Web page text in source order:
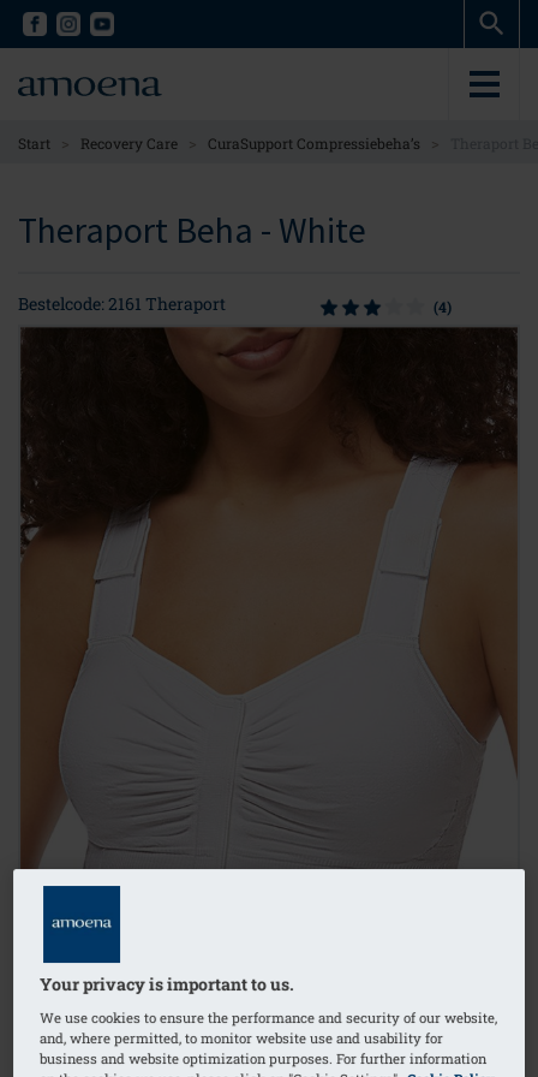
Skip
content
Skip
content
Start > Recovery Care > CuraSupport Compressiebeha’s >
Theraport Beha - White
Bestelcode: 2161 Theraport (4)
1/2
Your privacy is important to us.
We use cookies to ensure the performance and security of our website,
and, where permitted, to monitor website use and usability for
business and website optimization purposes. For further information